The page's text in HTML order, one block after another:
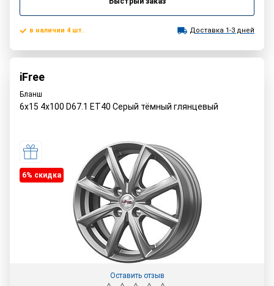
в наличии 4 шт. Доставка 1-3 дней
iFree
Бланш
6x15 4x100 D67.1 ET40 Серый тёмный глянцевый
6% cкидка
Оставить отзыв